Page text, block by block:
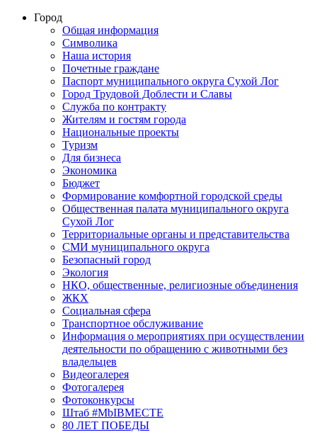
Город
Общая информация
Символика
Наша история
Почетные граждане
Паспорт муниципального округа Сухой Лог
Город Трудовой Доблести и Славы
Служба по контракту
Жителям и гостям города
Национальные проекты
Туризм
Для бизнеса
Экономика
Бюджет
Формирование комфортной городской среды
Общественная палата муниципального округа
Сухой Лог
Территориальные органы и представительства
СМИ муниципального округа
Безопасный город
Экология
НКО, общественные, религиозные объединения
ЖКХ
Социальная сфера
Транспортное обслуживание
Информация о мероприятиях при осуществлении
деятельности по обращению с животными без
владельцев
Видеогалерея
Фотогалерея
Фотоконкурсы
Штаб #MbIBMECTE
80 ЛЕТ ПОБЕДЫ